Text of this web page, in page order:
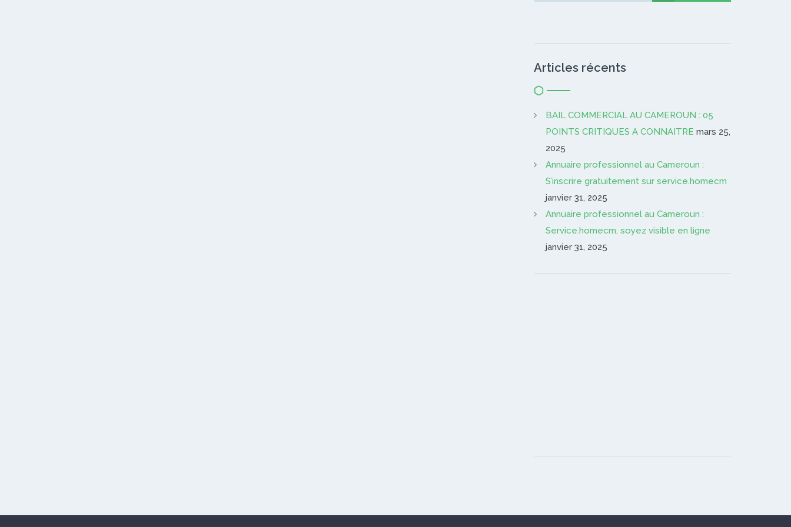
Articles récents
BAIL COMMERCIAL AU CAMEROUN : 05
POINTS CRITIQUES A CONNAITRE mars 25,
2025
Annuaire professionnel au Cameroun :
S’inscrire gratuitement sur service.homecm
janvier 31, 2025
Annuaire professionnel au Cameroun :
Service.homecm, soyez visible en ligne
janvier 31, 2025